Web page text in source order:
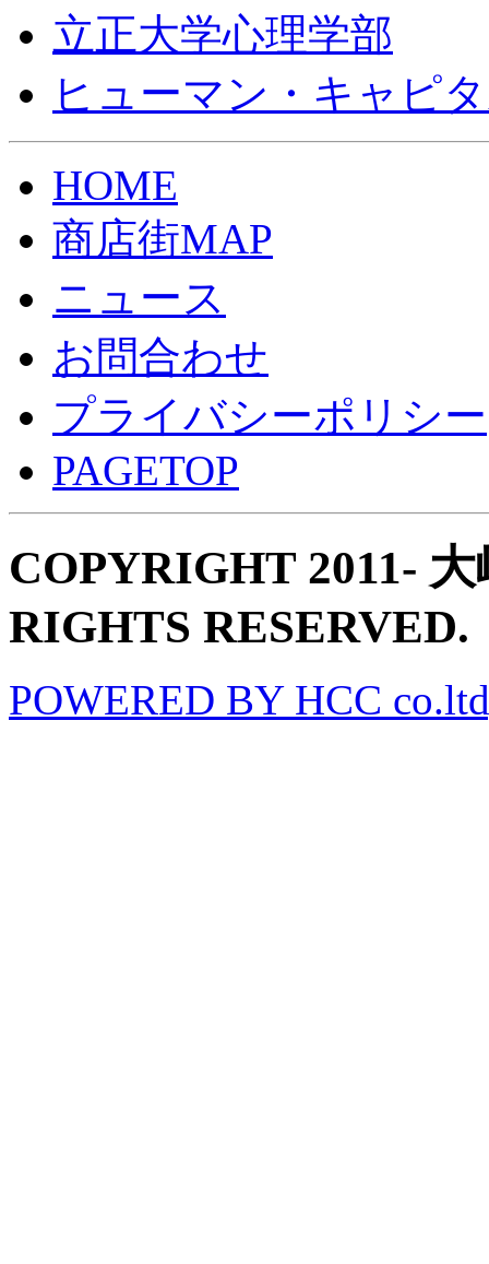
立正大学心理学部
ヒューマン・キャピ
HOME
商店街MAP
ニュース
お問合わせ
プライバシーポリシー
PAGETOP
COPYRIGHT 2011-
RIGHTS RESERVED.
POWERED BY HCC